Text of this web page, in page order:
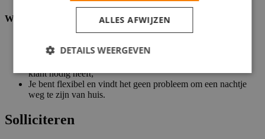
Wat wij vragen
Rijbewijs is geen vereiste, maar wel handig;
klant nodig heeft;
Je bent flexibel en vindt het geen probleem om een nachtje
weg te zijn van huis.
Solliciteren
ALLES AFWIJZEN
DETAILS WEERGEVEN